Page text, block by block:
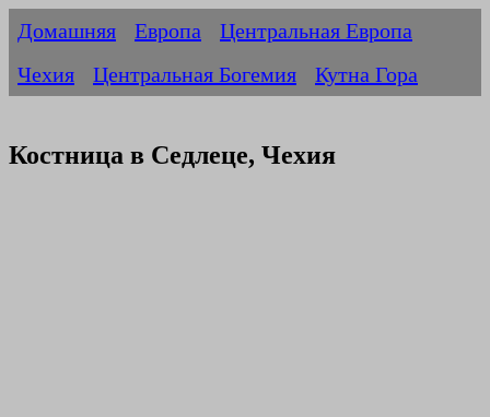
Домашняя Европа
Центральная Европа
Чехия
Центральная Богемия Кутна Гора
Костница в Седлеце, Чехия